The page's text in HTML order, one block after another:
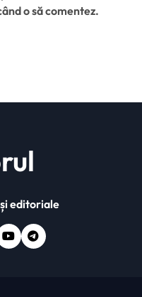
o să comentez.
editoriale